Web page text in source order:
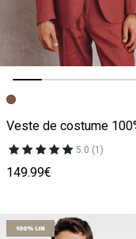
Image précédente
Image suivante
5.0 (1)
149.99€